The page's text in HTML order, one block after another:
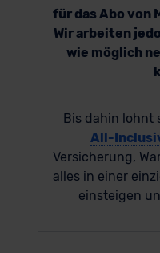
für das Abo von
Wir arbeiten
wie möglich
Bis dahin lohnt
All-
Versicherung,
alles in einer
einsteigen